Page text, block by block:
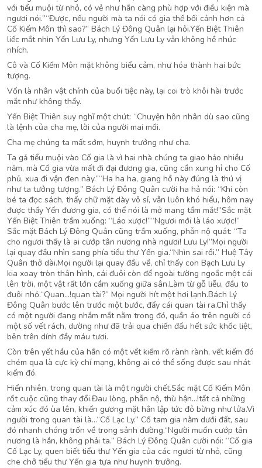
với tiểu muội từ nhỏ, có vẻ như hắn càng phù hợp với điều kiện mà
ngươi nói.”“Được, nếu người mà ta nói có gia thế bối cảnh hơn cả
Cố Kiếm Môn thì sao?” Bách Lý Đông Quân lại hỏi.Yến Biệt Thiên
liếc mắt nhìn Yến Lưu Ly, nhưng Yến Lưu Ly vẫn không hề nhúc
nhích.
Cô và Cố Kiếm Môn mặt không biểu cảm, như hóa thành hai bức
tượng.
Vốn là nhân vật chính của buổi tiệc này, lại coi trò khôi hài trước
mắt như không thấy.
Yến Biệt Thiên suy nghĩ một chút: “Chuyện hôn nhân dù sao cũng
là lệnh của cha mẹ, lời của người mai mối.
Cha mẹ chúng ta mất sớm, huynh trưởng như cha.
Ta gả tiểu muội vào Cố gia là vì hai nhà chúng ta giao hảo nhiều
năm, mà Cố gia vừa mất đi đại đương gia, cũng cần xung hỉ cho Cố
phủ, xua đi vận đen này.”“Ha ha ha, giang hồ này đúng là thú vị
như ta tưởng tượng.” Bách Lý Đông Quân cười ha hả nói: “Khi còn
bé ta đọc sách, thấy chữ mặt dày vô sỉ, vẫn luôn khó hiểu, hôm nay
được thấy Yến đương gia, có thể nói là mở mang tầm mắt!”Sắc mặt
Yến Biệt Thiên trầm xuống: “Láo xược!”“Ngươi mới là láo xược!”
Sắc mặt Bách Lý Đông Quân cũng trầm xuống, phẫn nộ quát: “Ta
cho ngươi thấy là ai cướp tân nương nhà ngươi! Lưu Ly!”Mọi người
lại quay đầu nhìn sang phía tiểu thư Yến gia.“Nhìn sai rồi.” Huệ Tây
Quân thở dài.Mọi người lại quay đầu về, chỉ thấy con Bạch Lưu Ly
kia xoay tròn thân hình, cái đuôi còn để ngoài tường ngoắc một cái
lên trời, một vật rất lớn cắm xuống giữa sân.Làm từ gỗ liễu, đầu to
đuôi nhỏ.“Quan…!quan tài?” Mọi người hít một hơi lạnh.Bách Lý
Đông Quân bước lên trước một bước, đẩy cái quan tài ra.Chỉ thấy
có một người đang nhắm mắt nằm trong đó, quần áo trên người có
một số vết rách, dường như đã trải qua chiến đấu hết sức khốc liệt,
bên trên dính đầy máu tươi.
Còn trên yết hầu của hắn có một vết kiếm rõ rành rành, vết kiếm đó
chém qua là cực kỳ chí mạng, không ai có thể sống được sau nhát
kiếm đó.
Hiển nhiên, trong quan tài là một người chết.Sắc mặt Cố Kiếm Môn
rốt cuộc cũng thay đổi.Đau lòng, phẫn nộ, thù hận…!tất cả những
cảm xúc đó ùa lên, khiến gương mặt hắn lập tức đỏ bừng như lửa.Vì
người trong quan tài là…“Cố Lạc Ly.” Cố tam gia nằm dưới đất, sau
đó nhanh chóng trốn về trong sảnh đường.“Người muốn cướp tân
nương là hắn, không phải ta.” Bách Lý Đông Quân cười nói: “Cố gia
Cố Lạc Ly, quen biết tiểu thư Yến gia của các ngươi từ nhỏ, cũng
che chở tiểu thư Yến gia tựa như huynh trưởng.